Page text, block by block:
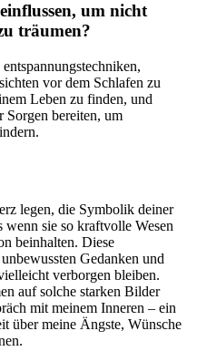
um nicht
träumen?
vor dem Schlafen‍ zu
Leben zu finden, ⁢und
Sorgen bereiten, um
​legen,⁢ die Symbolik deiner⁢
wenn ‌sie so‌ kraftvolle Wesen
beinhalten. ⁣Diese
Gedanken und
verborgen bleiben.
auf solche starken Bilder
mit ⁢meinem Inneren – ein⁣
über meine Ängste, Wünsche